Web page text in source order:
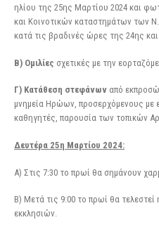
ηλίου της 25ης Μαρτίου 2024 και
και Κοινοτικών καταστημάτων των
κατά τις βραδινές ώρες της 24ης
Β) Ομιλίες σχετικές με την
Γ) Κατάθεση στεφάνων από
μνημεία Ηρώων, προσερχόμενους με
καθηγητές, παρουσία των τοπικών
Δευτέρα 25η Μαρτίου 2024:
Α) Στις 7:30 το πρωί θα σημάνουν
Β) Μετά τις 9:00 το πρωί θα
εκκλησιών.